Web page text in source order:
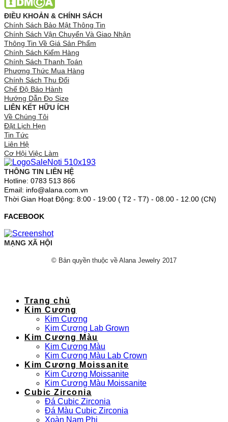
ĐIỀU KHOẢN & CHÍNH SÁCH
Chính Sách Bảo Mật Thông Tin
Chính Sách Vận Chuyển Và Giao Nhận
Thông Tin Về Giá Sản Phẩm
Chính Sách Kiểm Hàng
Chính Sách Thanh Toán
Phương Thức Mua Hàng
Chính Sách Thu Đổi
Chế Độ Bảo Hành
Hướng Dẫn Đo Size
LIÊN KẾT HỮU ÍCH
Về Chúng Tôi
Đặt Lịch Hẹn
Tin Tức
Liên Hệ
Cơ Hội Việc Làm
THÔNG TIN LIÊN HỆ
Hotline: 0783 513 866
Email: info@alana.com.vn
Thời Gian Hoạt Động: 8:00 - 19:00 ( T2 - T7) - 08.00 - 12.00 (CN)
FACEBOOK
MẠNG XÃ HỘI
© Bản quyền thuộc về Alana Jewelry 2017
Trang chủ
Kim Cương
Kim Cương
Kim Cương Lab Grown
Kim Cương Màu
Kim Cương Màu
Kim Cương Màu Lab Crown
Kim Cương Moissanite
Kim Cương Moissanite
Kim Cương Màu Moissanite
Cubic Zirconia
Đá Cubic Zirconia
Đá Màu Cubic Zirconia
Xoàn Nam Phi